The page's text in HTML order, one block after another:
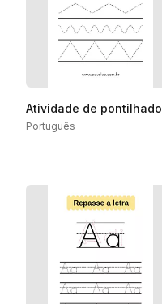
Atividade de pontilhado
Português